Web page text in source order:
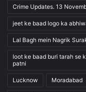
Crime Updates. 13
jeet ke baad logo ka
Lal Bagh mein Nagrik
loot ke baad buri tarah se
patni
Lucknow Moradabad